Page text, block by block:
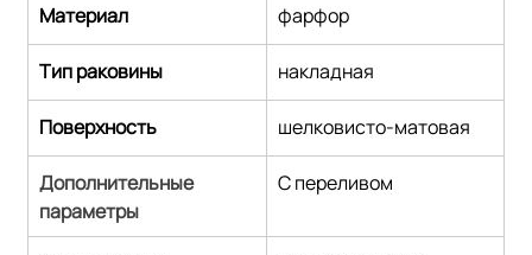
Материал фарфор
Тип раковины накладная
Поверхность шелковисто-матовая
Дополнительные
параметры
С переливом